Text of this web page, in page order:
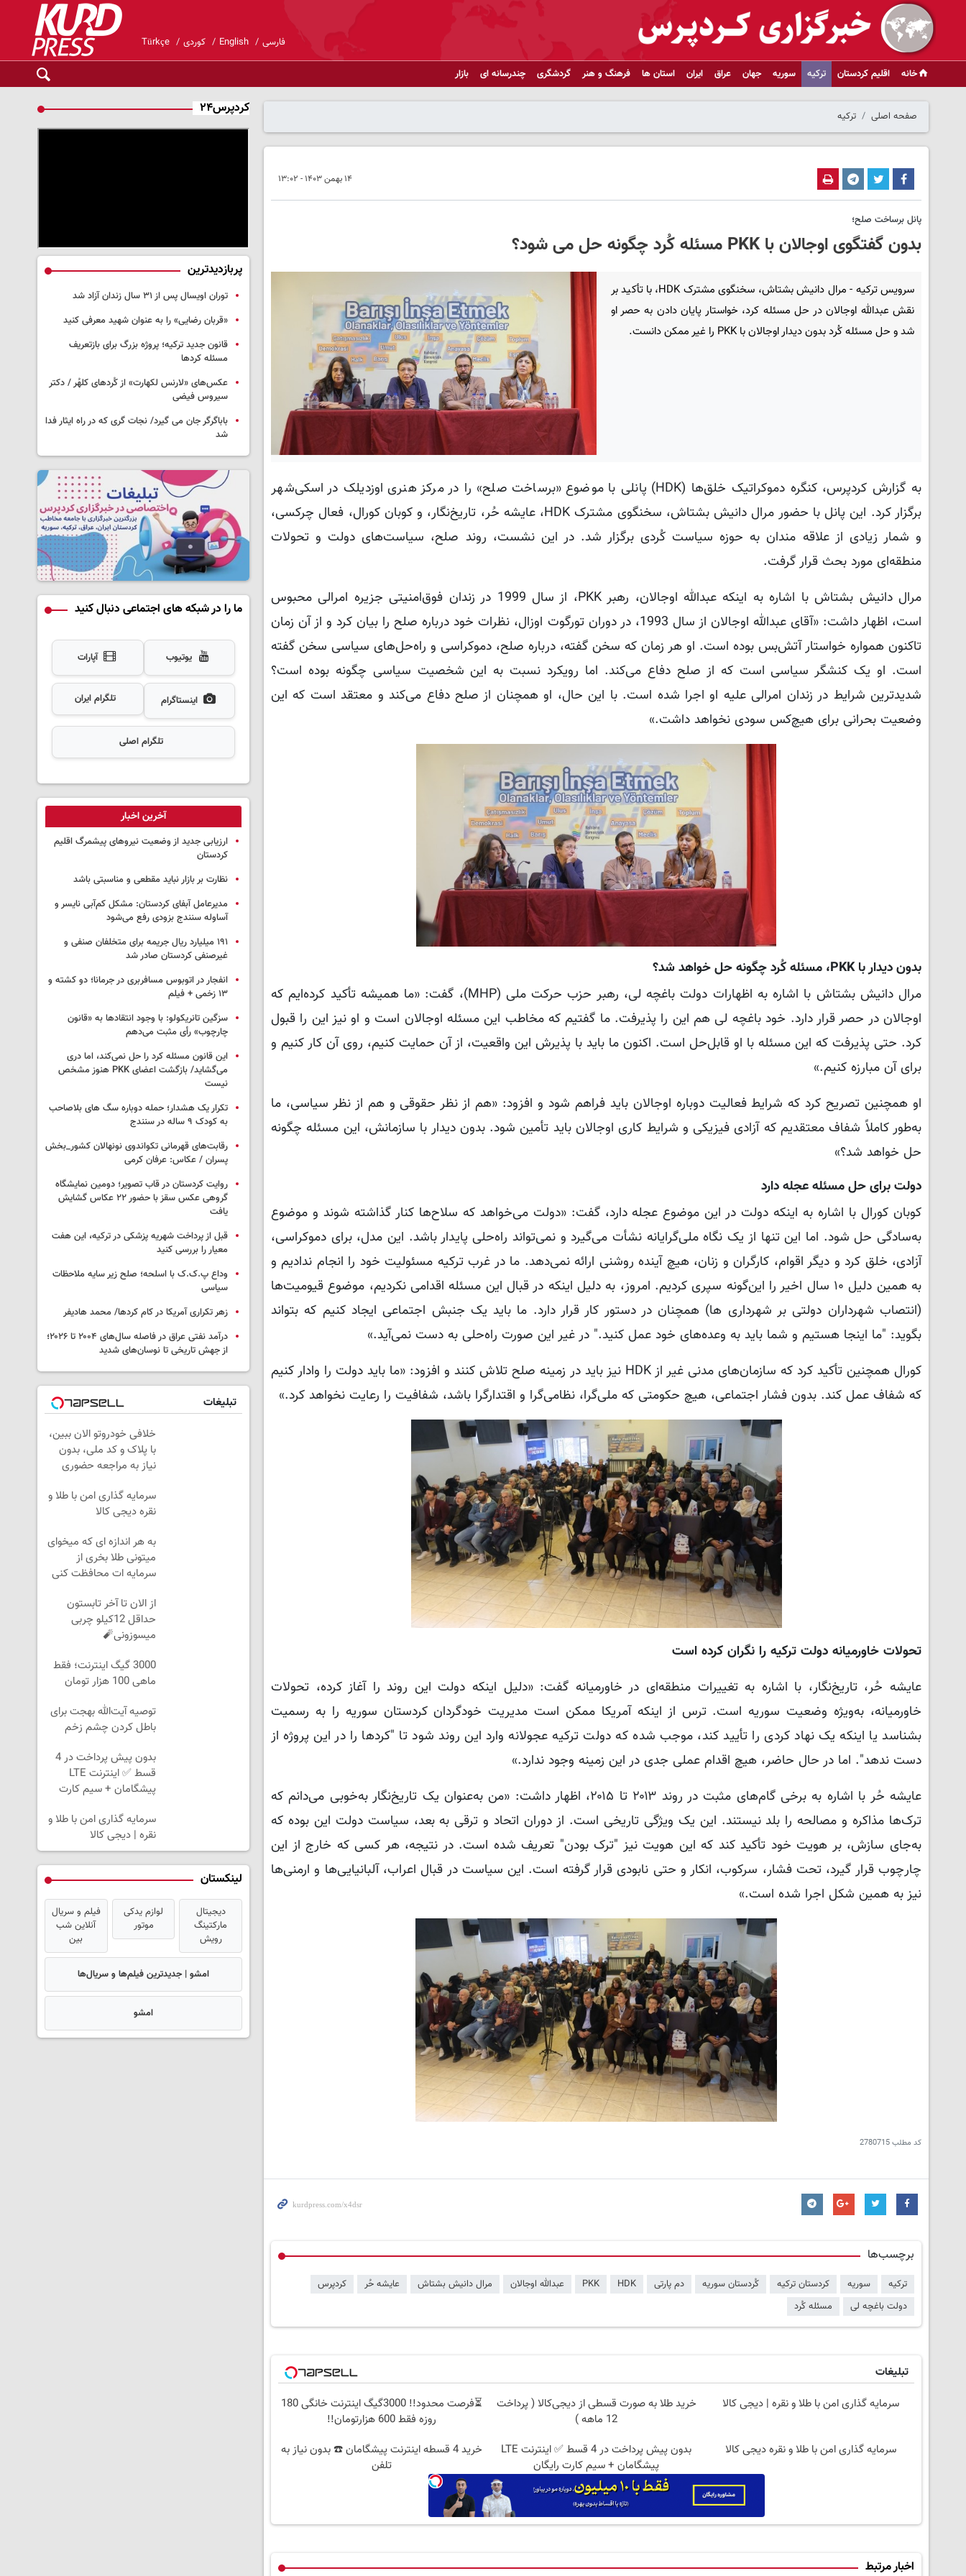
فارسی English کوردی Türkçe
خانه اقلیم کردستان ترکیه سوریه جهان عراق ایران استان ها فرهنگ و هنر گردشگری چندرسانه ای بازار
صفحه اصلی ترکیه
۱۴ بهمن ۱۴۰۳ - ۱۳:۰۲
پانل برساخت صلح؛
بدون گفتگوی اوجالان با PKK مسئله کُرد چگونه حل می شود؟
سرویس ترکیه - مرال دانیش بشتاش، سخنگوی مشترک HDK، با تأکید بر
نقش عبدالله اوجالان در حل مسئله کرد، خواستار پایان دادن به حصر او
شد و حل مسئله کُرد بدون دیدار اوجالان با PKK را غیر ممکن دانست.
به گزارش کردپرس، کنگره دموکراتیک خلق‌ها (HDK) پانلی با موضوع «برساخت صلح» را در مرکز هنری اوزدیلک در اسکی‌شهر
برگزار کرد. این پانل با حضور مرال دانیش بشتاش، سخنگوی مشترک HDK، عایشه حُر، تاریخ‌نگار، و کوبان کورال، فعال چرکسی،
و شمار زیادی از علاقه مندان به حوزه سیاست کُردی برگزار شد. در این نشست، روند صلح، سیاست‌های دولت و تحولات
منطقه‌ای مورد بحث قرار گرفت.
مرال دانیش بشتاش با اشاره به اینکه عبدالله اوجالان، رهبر PKK، از سال 1999 در زندان فوق‌امنیتی جزیره امرالی محبوس
است، اظهار داشت: «آقای عبدالله اوجالان از سال 1993، در دوران تورگوت اوزال، نظرات خود درباره صلح را بیان کرد و از آن زمان
تاکنون همواره خواستار آتش‌بس بوده است. او هر زمان که سخن گفته، درباره صلح، دموکراسی و راه‌حل‌های سیاسی سخن گفته
است. او یک کنشگر سیاسی است که از صلح دفاع می‌کند. اما رویکرد نسبت به این شخصیت سیاسی چگونه بوده است؟
شدیدترین شرایط در زندان امرالی علیه او اجرا شده است. با این حال، او همچنان از صلح دفاع می‌کند و معتقد است که این
وضعیت بحرانی برای هیچ‌کس سودی نخواهد داشت.»
بدون دیدار با PKK، مسئله کُرد چگونه حل خواهد شد؟
مرال دانیش بشتاش با اشاره به اظهارات دولت باغچه لی، رهبر حزب حرکت ملی‌ (MHP)، گفت: «ما همیشه تأکید کرده‌ایم که
اوجالان در حصر قرار دارد. خود باغچه لی هم این را پذیرفت. ما گفتیم که مخاطب این مسئله اوجالان است و او نیز این را قبول
کرد. حتی پذیرفت که این مسئله با او قابل‌حل است. اکنون ما باید با پذیرش این واقعیت، از آن حمایت کنیم، روی آن کار کنیم و
برای آن مبارزه کنیم.»
او همچنین تصریح کرد که شرایط فعالیت دوباره اوجالان باید فراهم شود و افزود: «هم از نظر حقوقی و هم از نظر سیاسی، ما
به‌طور کاملاً شفاف معتقدیم که آزادی فیزیکی و شرایط کاری اوجالان باید تأمین شود. بدون دیدار با سازمانش، این مسئله چگونه
حل خواهد شد؟»
دولت برای حل مسئله عجله دارد
کوبان کورال با اشاره به اینکه دولت در این موضوع عجله دارد، گفت: «دولت می‌خواهد که سلاح‌ها کنار گذاشته شوند و موضوع
به‌سادگی حل شود. اما این تنها از یک نگاه ملی‌گرایانه نشأت می‌گیرد و نمی‌تواند راه‌حلی پایدار باشد. این مدل، برای دموکراسی،
آزادی، خلق کرد و دیگر اقوام، کارگران و زنان، هیچ آینده روشنی ارائه نمی‌دهد. ما در غرب ترکیه مسئولیت خود را انجام ندادیم و
به همین دلیل ۱۰ سال اخیر را این‌گونه سپری کردیم. امروز، به دلیل اینکه در قبال این مسئله اقدامی نکردیم، موضوع قیومیت‌ها
(انتصاب شهرداران دولتی بر شهرداری ها) همچنان در دستور کار قرار دارد. ما باید یک جنبش اجتماعی ایجاد کنیم که بتواند
بگوید: "ما اینجا هستیم و شما باید به وعده‌های خود عمل کنید." در غیر این صورت راه‌حلی به دست نمی‌آید.»
کورال همچنین تأکید کرد که سازمان‌های مدنی غیر از HDK نیز باید در زمینه صلح تلاش کنند و افزود: «ما باید دولت را وادار کنیم
که شفاف عمل کند. بدون فشار اجتماعی، هیچ حکومتی که ملی‌گرا، نظامی‌گرا و اقتدارگرا باشد، شفافیت را رعایت نخواهد کرد.»
تحولات خاورمیانه دولت ترکیه را نگران کرده است
عایشه حُر، تاریخ‌نگار، با اشاره به تغییرات منطقه‌ای در خاورمیانه گفت: «دلیل اینکه دولت این روند را آغاز کرده، تحولات
خاورمیانه، به‌ویژه وضعیت سوریه است. ترس از اینکه آمریکا ممکن است مدیریت خودگردان کردستان سوریه را به رسمیت
بشناسد یا اینکه یک نهاد کردی را تأیید کند، موجب شده که دولت ترکیه عجولانه وارد این روند شود تا "کردها را در این پروژه از
دست ندهد". اما در حال حاضر، هیچ اقدام عملی جدی در این زمینه وجود ندارد.»
عایشه حُر با اشاره به برخی گام‌های مثبت در روند ۲۰۱۳ تا ۲۰۱۵، اظهار داشت: «من به‌عنوان یک تاریخ‌نگار به‌خوبی می‌دانم که
ترک‌ها مذاکره و مصالحه را بلد نیستند. این یک ویژگی تاریخی است. از دوران اتحاد و ترقی به بعد، سیاست دولت این بوده که
به‌جای سازش، بر هویت خود تأکید کند که این هویت نیز "ترک بودن" تعریف شده است. در نتیجه، هر کسی که خارج از این
چارچوب قرار گیرد، تحت فشار، سرکوب، انکار و حتی نابودی قرار گرفته است. این سیاست در قبال اعراب، آلبانیایی‌ها و ارمنی‌ها
نیز به همین شکل اجرا شده است.»
کد مطلب2780715
برچسب‌ها
ترکیه سوریه کردستان ترکیه کُردستان سوریه دم پارتی HDK
PKK عبدالله اوجالان مرال دانیش بشتاش عایشه حُر
کردپرس
دولت باغچه لی
مسئله کُرد
تبلیغات
سرمایه گذاری امن با طلا و نقره | دیجی کالا
خرید طلا به صورت قسطی از دیجی‌کالا ( پرداخت
12 ماهه )
⏳فرصت محدود!! 3000گیگ اینترنت خانگی 180
روزه فقط 600 هزارتومان!!
سرمایه گذاری امن با طلا و نقره دیجی کالا
بدون پیش پرداخت در 4 قسط ✅ اینترنت LTE
پیشگامان + سیم کارت رایگان
خرید 4 قسطه اینترنت پیشگامان ☎️ بدون نیاز به
تلفن
اخبار مرتبط
کردپرس۲۴
پربازدیدترین
توران اویسال پس از ۳۱ سال زندان آزاد شد
«قربان رضایی» را به عنوان شهید معرفی کنید
قانون جدید ترکیه؛ پروژه بزرگ‌ برای بازتعریف
مسئله کردها
عکس‌های «لارنس لکهارت» از کُردهای کلهُر / دکتر
سیروس فیضی
باباگرگر جان می گیرد/ نجات گری که در راه ایثار فدا
شد
ما را در شبکه های اجتماعی دنبال کنید
یوتیوب آپارات
اینستاگرام تلگرام ایران
تلگرام اصلی
آخرین اخبار
ارزیابی جدید از وضعیت نیروهای پیشمرگ اقلیم
کردستان
نظارت بر بازار نباید مقطعی و مناسبتی باشد
مدیرعامل آبفای کردستان: مشکل کم‌آبی نایسر و
آساوله سنندج بزودی رفع می‌شود
۱۹۱ میلیارد ریال جریمه برای متخلفان صنفی و
غیرصنفی کردستان صادر شد
انفجار در اتوبوس مسافربری در جرمانا؛ دو کشته و
۱۳ زخمی + فیلم
سزگین تانریکولو: با وجود انتقادها به «قانون
چارچوب» رأی مثبت می‌دهم
این قانون مسئله کرد را حل نمی‌کند، اما دری
می‌گشاید/ بازگشت اعضای PKK هنوز مشخص
نیست
تکرار یک هشدار؛ حمله دوباره سگ های بلاصاحب
به کودک ۹ ساله در سنندج
رقابت‌های قهرمانی تکواندوی نونهالان کشور_بخش
پسران / عکاس: عرفان کرمی
روایت کردستان در قاب تصویر؛ دومین نمایشگاه
گروهی عکس سقز با حضور ۲۲ عکاس گشایش
یافت
قبل از پرداخت شهریه پزشکی در ترکیه، این هفت
معیار را بررسی کنید
وداع پ.ک.ک با اسلحه؛ صلح زیر سایه ملاحظات
سیاسی
زهر تکراری آمریکا در کام کردها/ محمد هادیفر
درآمد نفتی عراق در فاصله سال‌های ۲۰۰۴ تا ۲۰۲۶؛
از جهش تاریخی تا نوسان‌های شدید
تبلیغات
خلافی خودروتو الان ببین،
با پلاک و کد ملی، بدون
نیاز به مراجعه حضوری
سرمایه گذاری امن با طلا و
نقره دیجی کالا
به هر اندازه ای که میخوای
میتونی طلا بخری از
سرمایه ات محافظت کنی
از الان تا آخر تابستون
حداقل 12کیلو چربی
میسوزونی🧨
3000 گیگ اینترنت؛ فقط
ماهی 100 هزار تومان
توصیه آیت‌الله بهجت برای
باطل کردن چشم زخم
بدون پیش پرداخت در 4
قسط ✅ اینترنت LTE
پیشگامان + سیم کارت
سرمایه گذاری امن با طلا و
نقره | دیجی کالا
لینکستان
دیجیتال
مارکتینگ
رویش
لوازم یدکی
موتور
فیلم و سریال
آنلاین شب
بین
امشو | جدیدترین فیلم‌ها و سریال‌ها
امشو